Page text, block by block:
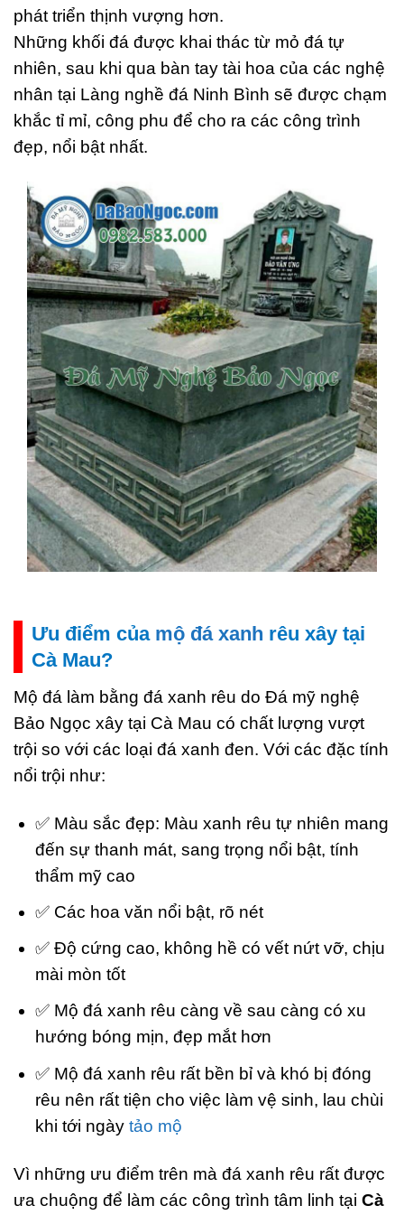
phát triển thịnh vượng hơn.
Những khối đá được khai thác từ mỏ đá tự
nhiên, sau khi qua bàn tay tài hoa của các nghệ
nhân tại Làng nghề đá Ninh Bình sẽ được chạm
khắc tỉ mỉ, công phu để cho ra các công trình
đẹp, nổi bật nhất.
Ưu điểm của mộ đá xanh rêu xây tại
Cà Mau?
Mộ đá làm bằng đá xanh rêu do Đá mỹ nghệ
Bảo Ngọc xây tại Cà Mau có chất lượng vượt
trội so với các loại đá xanh đen. Với các đặc tính
nổi trội như:
✅ Màu sắc đẹp: Màu xanh rêu tự nhiên mang
đến sự thanh mát, sang trọng nổi bật, tính
thẩm mỹ cao
✅ Các hoa văn nổi bật, rõ nét
✅ Độ cứng cao, không hề có vết nứt vỡ, chịu
mài mòn tốt
✅ Mộ đá xanh rêu càng về sau càng có xu
hướng bóng mịn, đẹp mắt hơn
✅ Mộ đá xanh rêu rất bền bỉ và khó bị đóng
rêu nên rất tiện cho việc làm vệ sinh, lau chùi
khi tới ngàytảo mộ
Vì những ưu điểm trên mà đá xanh rêu rất được
ưa chuộng để làm các công trình tâm linh tại Cà